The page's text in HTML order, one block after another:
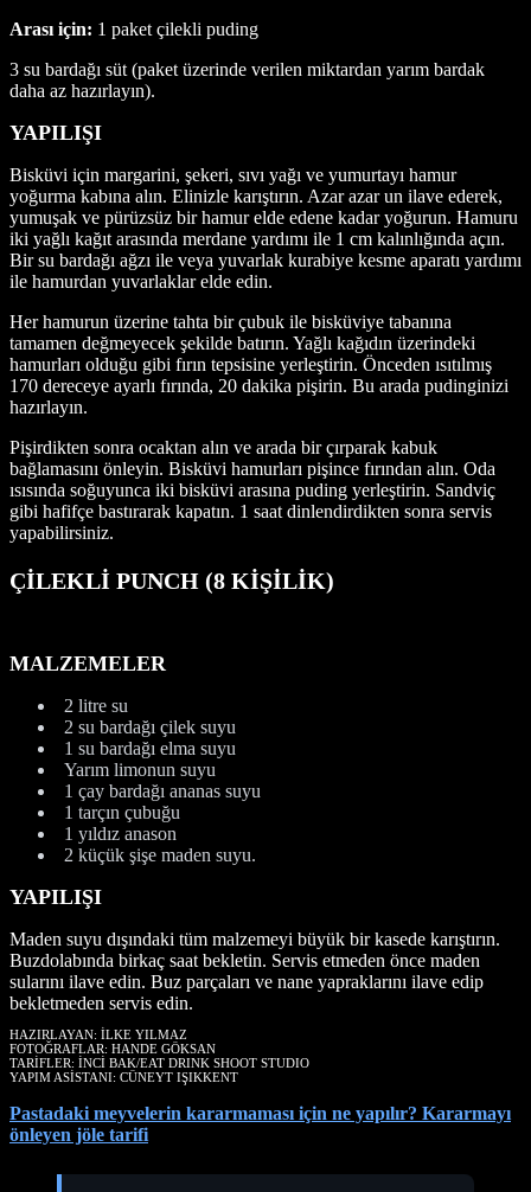
Arası için: 1 paket çilekli puding
3 su bardağı süt (paket üzerinde verilen miktardan yarım bardak
daha az hazırlayın).
YAPILIŞI
Bisküvi için margarini, şekeri, sıvı yağı ve yumurtayı hamur
yoğurma kabına alın. Elinizle karıştırın. Azar azar un ilave ederek,
yumuşak ve pürüzsüz bir hamur elde edene kadar yoğurun. Hamuru
iki yağlı kağıt arasında merdane yardımı ile 1 cm kalınlığında açın.
Bir su bardağı ağzı ile veya yuvarlak kurabiye kesme aparatı yardımı
ile hamurdan yuvarlaklar elde edin.
Her hamurun üzerine tahta bir çubuk ile bisküviye tabanına
tamamen değmeyecek şekilde batırın. Yağlı kağıdın üzerindeki
hamurları olduğu gibi fırın tepsisine yerleştirin. Önceden ısıtılmış
170 dereceye ayarlı fırında, 20 dakika pişirin. Bu arada pudinginizi
hazırlayın.
Pişirdikten sonra ocaktan alın ve arada bir çırparak kabuk
bağlamasını önleyin. Bisküvi hamurları pişince fırından alın. Oda
ısısında soğuyunca iki bisküvi arasına puding yerleştirin. Sandviç
gibi hafifçe bastırarak kapatın. 1 saat dinlendirdikten sonra servis
yapabilirsiniz.
ÇİLEKLİ PUNCH (8 KİŞİLİK)
MALZEMELER
2 litre su
2 su bardağı çilek suyu
1 su bardağı elma suyu
Yarım limonun suyu
1 çay bardağı ananas suyu
1 tarçın çubuğu
1 yıldız anason
2 küçük şişe maden suyu.
YAPILIŞI
Maden suyu dışındaki tüm malzemeyi büyük bir kasede karıştırın.
Buzdolabında birkaç saat bekletin. Servis etmeden önce maden
sularını ilave edin. Buz parçaları ve nane yapraklarını ilave edip
bekletmeden servis edin.
HAZIRLAYAN: İLKE YILMAZ
FOTOĞRAFLAR: HANDE GÖKSAN
TARİFLER: İNCİ BAK/EAT DRINK SHOOT STUDIO
YAPIM ASİSTANI: CÜNEYT IŞIKKENT
Pastadaki meyvelerin kararmaması için ne yapılır? Kararmayı
önleyen jöle tarifi